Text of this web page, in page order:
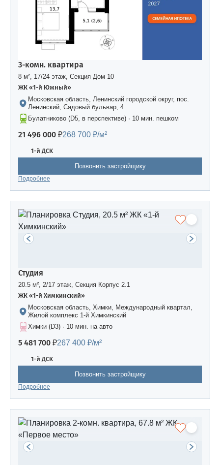
3-комн. квартира
8 м², 17/24 этаж, Секция Дом 10
ЖК «1-й Южный»
Московская область, Ленинский городской округ, пос.
Ленинский, Садовый бульвар, 4
Булатниково (D5, в перспективе) · 10 мин. пешком
21 496 000 ₽268 700 ₽/м²
1-й ДСК
Позвонить застройщику
Подробнее
Студия
20.5 м², 2/17 этаж, Секция Корпус 2.1
ЖК «1-й Химкинский»
Московская область, Химки, Международный квартал,
Жилой комплекс 1-й Химкинский
Химки (D3) · 10 мин. на авто
5 481 700 ₽267 400 ₽/м²
1-й ДСК
Позвонить застройщику
Подробнее